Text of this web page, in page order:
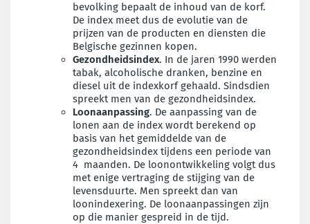
bevolking bepaalt de inhoud van de korf.
De index meet dus de evolutie van de
prijzen van de producten en diensten die
Belgische gezinnen kopen.
Gezondheidsindex. In de jaren 1990 werden
tabak, alcoholische dranken, benzine en
diesel uit de indexkorf gehaald. Sindsdien
spreekt men van de gezondheidsindex.
Loonaanpassing. De aanpassing van de
lonen aan de index wordt berekend op
basis van het gemiddelde van de
gezondheidsindex tijdens een periode van
4 maanden. De loonontwikkeling volgt dus
met enige vertraging de stijging van de
levensduurte. Men spreekt dan van
loonindexering. De loonaanpassingen zijn
op die manier gespreid in de tijd.